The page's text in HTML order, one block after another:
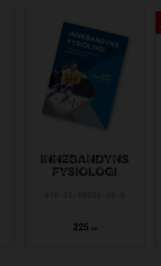
INNEBANDYNS
FYSIOLOGI
225 KR